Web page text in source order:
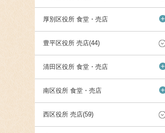
厚別区役所 食堂・売店 +
豊平区役所 売店(44)
清田区役所 食堂・売店 +
南区役所 食堂・売店 +
西区役所 売店(59)